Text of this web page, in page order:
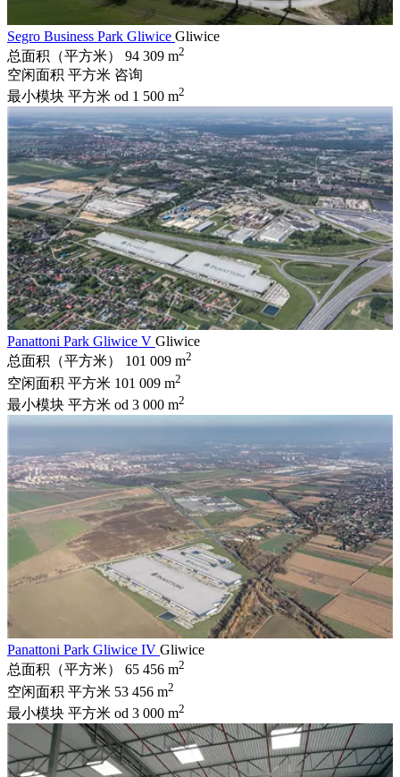
Segro Business Park Gliwice Gliwice
总面积（平方米）
94 309 m2
空闲面积 平方米 咨询
最小模块 平方米 od 1 500 m2
Panattoni Park Gliwice V Gliwice
总面积（平方米）
101 009 m2
空闲面积 平方米 101 009 m2
最小模块 平方米 od 3 000 m2
Panattoni Park Gliwice IV Gliwice
总面积（平方米）
65 456 m2
空闲面积 平方米 53 456 m2
最小模块 平方米 od 3 000 m2